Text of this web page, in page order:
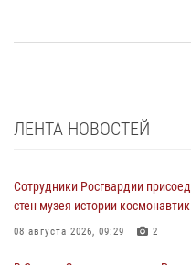
ЛЕНТА НОВОСТЕЙ
Сотрудники Росгвардии
стен музея истории
08 августа 2026, 09:29 2